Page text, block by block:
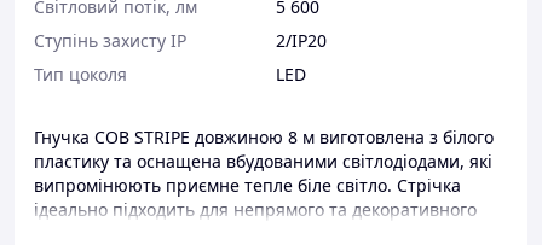
Світловий потік, лм
5 600
Ступінь захисту IP
2/IP20
Тип цоколя
LED
Гнучка COB STRIPE довжиною 8 м виготовлена з білого
пластику та оснащена вбудованими світлодіодами, які
випромінюють приємне тепле біле світло. Стрічка
ідеально підходить для непрямого та декоративного